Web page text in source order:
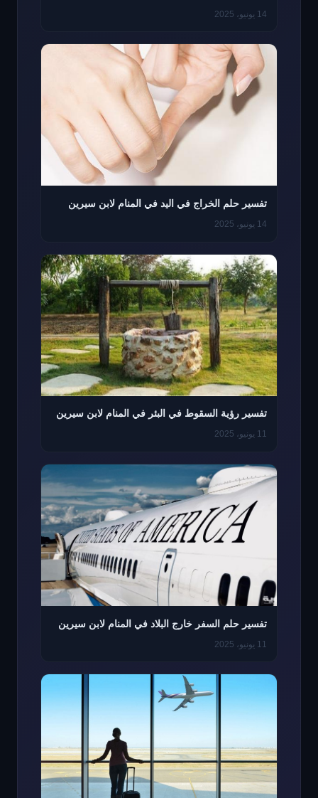
14 يونيو، 2025
تفسير حلم الخراج في اليد في المنام لابن سيرين
14 يونيو، 2025
تفسير رؤية السقوط في البئر في المنام لابن سيرين
11 يونيو، 2025
تفسير حلم السفر خارج البلاد في المنام لابن سيرين
11 يونيو، 2025